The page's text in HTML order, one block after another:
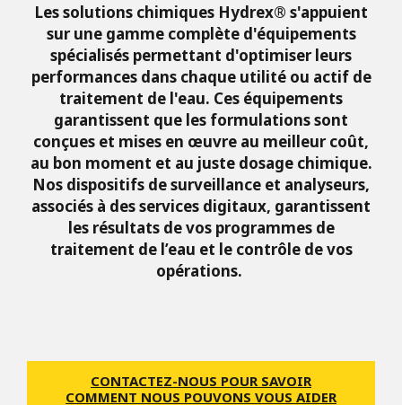
Les solutions chimiques Hydrex® s'appuient
sur une gamme complète d'équipements
spécialisés permettant d'optimiser leurs
performances dans chaque utilité ou actif de
traitement de l'eau. Ces équipements
garantissent que les formulations sont
conçues et mises en œuvre au meilleur coût,
au bon moment et au juste dosage chimique.
Nos dispositifs de surveillance et analyseurs,
associés à des services digitaux, garantissent
les résultats de vos programmes de
traitement de l’eau et le contrôle de vos
opérations.
CONTACTEZ-NOUS POUR SAVOIR
COMMENT NOUS POUVONS VOUS AIDER